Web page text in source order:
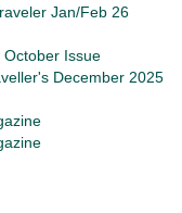
Jan/Feb 26
Issue
December 2025